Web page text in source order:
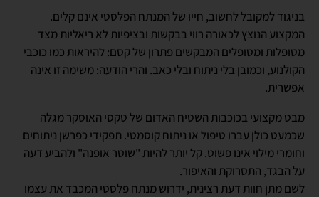
בניגוד למקובל לחשוב, חייו של המנתח הפלסטי אינם קלים.
המקצוע הנוצץ לכאורה רווי בבקשות ובציפיות לא ריאליות מצד
מטופלות ומטופלים המבקשים פתרון של קסם: להיראות כמו כוכבי
הקולנוע, וכמובן בלי ניתוח ובלי כאב. והרי הודעה: משימה זו אינה
אפשרית.
מבט מקצועי בכוכבות השטיח האדום של טקסי האוסקר מגלה
שכמעט כולן עברו טיפול או ניתוח קוסמטי. תפקידי כפרשן ניתוחים
וחומרי מילוי אינו פשוט. קל יותר להיות "שוטר אופנה" ולהביע דעה
על הבגד, התסרוקת והאיפור.
לשם מתן חוות דעת רצינית, ידרוש מנתח פלסטי המכבד את עצמו